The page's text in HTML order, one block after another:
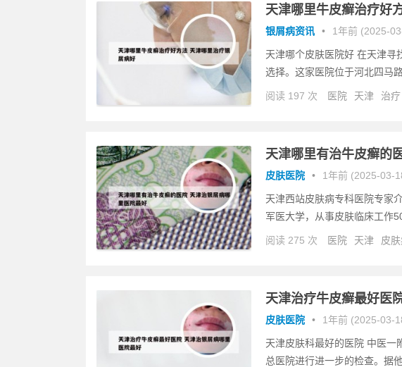
天津哪里牛皮癣治疗好
银屑病资讯 • 1年前 (2025-
天津哪个皮肤医院好 在天津寻
选择。这家医院位于河北四马
阅读 197 次 医院 天津 治疗
天津哪里有治牛皮癣的
皮肤医院 • 1年前 (2025-03-
天津西站皮肤病专科医院专家
军医大学，从事皮肤临床工作
阅读 275 次 医院 天津 皮
天津治疗牛皮癣最好医
皮肤医院 • 1年前 (2025-03-
天津皮肤科最好的医院 中医一
总医院进行进一步的检查。据